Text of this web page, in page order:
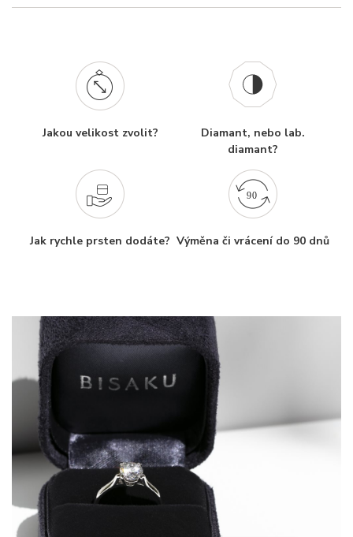
Jakou velikost zvolit?
Diamant, nebo lab.
diamant?
Jak rychle prsten dodáte? Výměna či vrácení do 90 dnů